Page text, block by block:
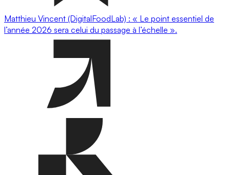
Matthieu Vincent (DigitalFoodLab) : « Le point essentiel de
l’année 2026 sera celui du passage à l’échelle ».